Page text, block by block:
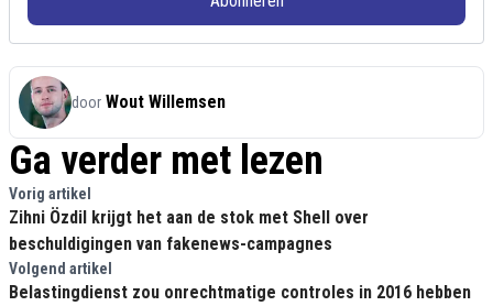
door Wout Willemsen
Ga verder met lezen
Vorig artikel
Zihni Özdil krijgt het aan de stok met Shell over
beschuldigingen van fakenews-campagnes
Volgend artikel
Belastingdienst zou onrechtmatige controles in 2016 hebben